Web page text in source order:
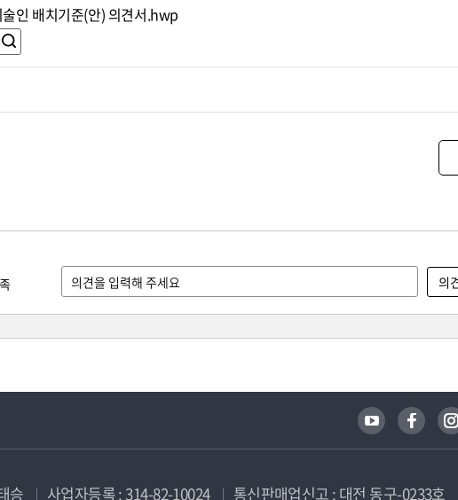
인 배치기준(안) 의견서.hwp
승 사업자등록 : 314-82-10024 통신판매업신고 : 대전 동구-0233호